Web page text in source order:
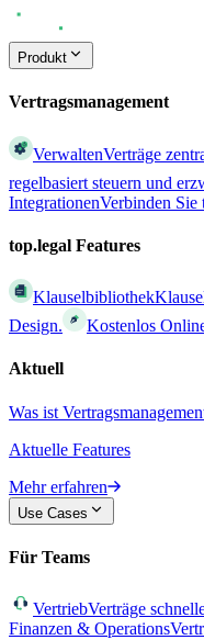
Produkt
Vertragsmanagement
VerwaltenVerträge
regelbasiert steuern und
IntegrationenVerbinden Sie
top.legal Features
Klauselbibliothek
Design.
Kostenlos
Aktuell
Was ist
Aktuelle Features
Mehr erfahren
Use Cases
Für Teams
VertriebVerträge
Finanzen & Operations